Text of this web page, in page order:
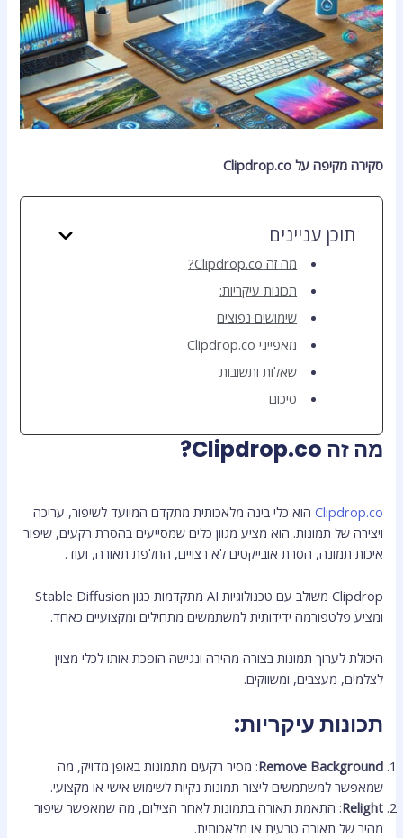
סקירה מקיפה על Clipdrop.co
תוכן עניינים
מה זה Clipdrop.co?
תכונות עיקריות:
שימושים נפוצים
מאפייני Clipdrop.co
שאלות ותשובות
סיכום
מה זה Clipdrop.co?
Clipdrop.co הוא כלי בינה מלאכותית מתקדם המיועד לשיפור, עריכה
ויצירה של תמונות. הוא מציע מגוון כלים שמסייעים בהסרת רקעים, שיפור
איכות תמונה, הסרת אובייקטים לא רצויים, החלפת תאורה, ועוד.
Clipdrop משולב עם טכנולוגיות AI מתקדמות כגון Stable Diffusion
ומציע פלטפורמה ידידותית למשתמשים מתחילים ומקצועיים כאחד.
היכולת לערוך תמונות בצורה מהירה ונגישה הופכת אותו לכלי מצוין
לצלמים, מעצבים, ומשווקים.
תכונות עיקריות:
Remove Background: מסיר רקעים מתמונות באופן מדויק, מה
שמאפשר למשתמשים ליצור תמונות נקיות לשימוש אישי או מקצועי.
Relight: התאמת תאורה בתמונות לאחר הצילום, מה שמאפשר שיפור
מהיר של תאורה טבעית או מלאכותית.